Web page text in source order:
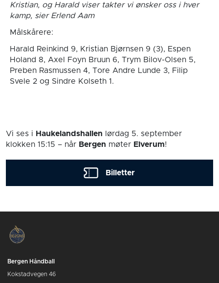
Kristian, og Harald viser takter vi ønsker oss i hver
kamp, sier Erlend Aam
Målskårere:
Harald Reinkind 9, Kristian Bjørnsen 9 (3), Espen
Holand 8, Axel Foyn Bruun 6, Trym Bilov-Olsen 5,
Preben Rasmussen 4, Tore Andre Lunde 3, Filip
Svele 2 og Sindre Kolseth 1.
Vi ses i Haukelandshallen lørdag 5. september
klokken 15:15 – når Bergen møter Elverum!
Billetter
Bergen Håndball
Kokstadvegen 46